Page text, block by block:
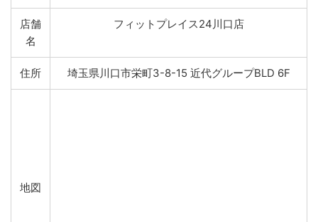
店舗
名
フィットプレイス24川口店
住所 埼玉県川口市栄町3-8-15 近代グループBLD 6F
地図